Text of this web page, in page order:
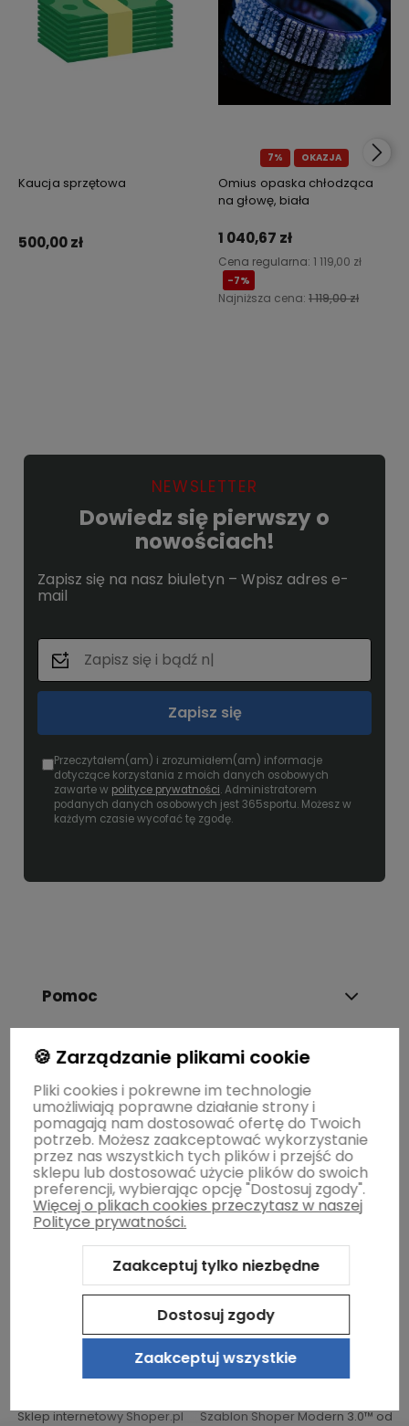
Kaucja sprzętowa
500,00 zł
7% OKAZJA
Omius opaska chłodząca
na głowę, biała
1 040,67 zł
Cena regularna: 1 119,00 zł
-7%
Najniższa cena: 1 119,00 zł
NEWSLETTER
Dowiedz się pierwszy o
nowościach!
Zapisz się na nasz biuletyn – Wpisz adres e-
mail
Zapisz się
Przeczytałem(am) i zrozumiałem(am) informacje
dotyczące korzystania z moich danych osobowych
zawarte w polityce prywatności. Administratorem
podanych danych osobowych jest 365sportu. Możesz w
każdym czasie wycofać tę zgodę.
Pomoc
Dostawa i płatność
Moje konto
Gwarancja i zwroty
O firmie
Sklep internetowy Shoper.pl Szablon Shoper Modern 3.0™od
🍪 Zarządzanie plikami cookie
Pliki cookies i pokrewne im technologie
umożliwiają poprawne działanie strony i
pomagają nam dostosować ofertę do Twoich
potrzeb. Możesz zaakceptować wykorzystanie
przez nas wszystkich tych plików i przejść do
sklepu lub dostosować użycie plików do swoich
preferencji, wybierając opcję "Dostosuj zgody".
Więcej o plikach cookies przeczytasz w naszej
Polityce prywatności.
Zaakceptuj tylko niezbędne
Dostosuj zgody
Zaakceptuj wszystkie